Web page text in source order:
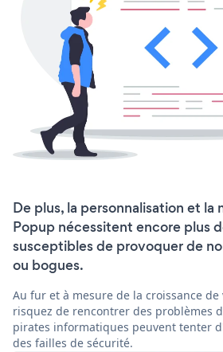
De plus, la personnalisation et la
Popup nécessitent encore plus
susceptibles de provoquer de
ou bogues.
Au fur et à mesure de la croissance
risquez de rencontrer des problèmes
pirates informatiques peuvent tenter
des failles de sécurité.